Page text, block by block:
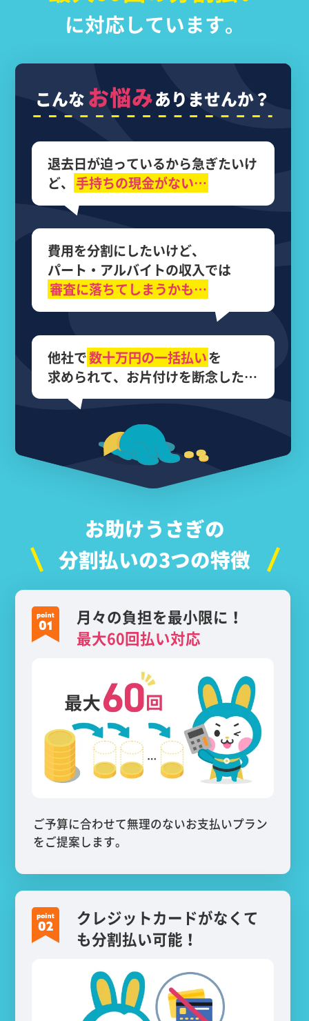
に対応しています。
こんなお悩みありませんか？
退去日が迫っているから急ぎたいけ
ど、 手持ちの現金がない…
費用を分割にしたいけど、
パート・アルバイトの収入では
審査に落ちてしまうかも…
他社で数十万円の一括払いを
求められて、 お片付けを断念した…
お助けうさぎの
分割払いの3つの特徴
月々の負担を最小限に！
最大60回払い対応
ご予算に合わせて無理のないお支払いプラン
をご提案します。
クレジットカードがなくて
も分割払い可能！